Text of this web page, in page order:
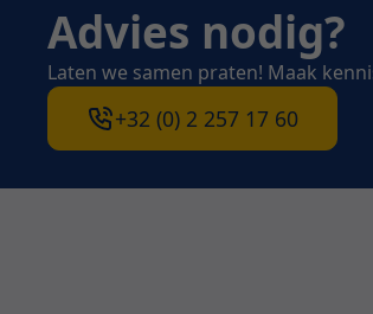
Advies nodig?
Laten we samen praten! Maak
+32 (0) 2 257 17 60